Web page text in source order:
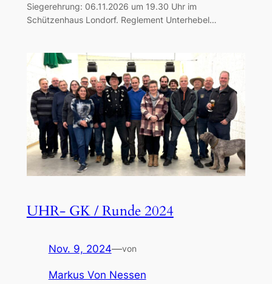
Siegerehrung: 06.11.2026 um 19.30 Uhr im
Schützenhaus Londorf. Reglement Unterhebel…
UHR- GK / Runde 2024
Nov. 9, 2024—von
Markus Von Nessen